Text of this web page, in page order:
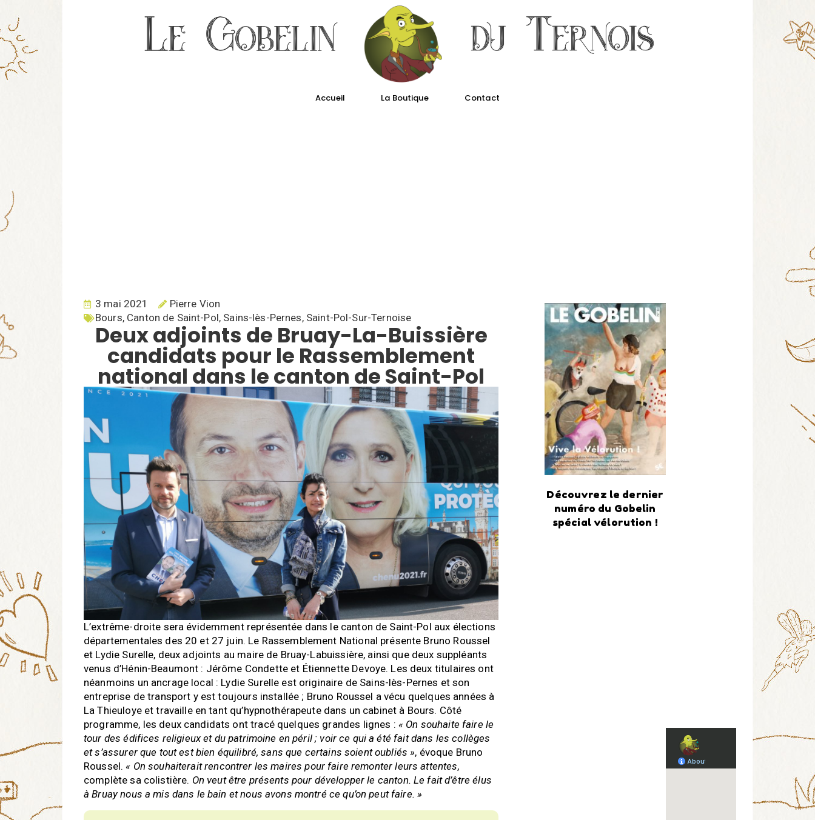
Accueil La Boutique Contact
Deux adjoints de Bruay-La-Buissière
candidats pour le Rassemblement
national dans le canton de Saint-Pol
3 mai 2021
Pierre Vion
Bours, Canton de Saint-Pol, Sains-lès-Pernes, Saint-Pol-Sur-Ternoise
L’extrême-droite sera évidemment représentée dans le canton de Saint-Pol aux élections
départementales des 20 et 27 juin. Le Rassemblement National présente Bruno Roussel
et Lydie Surelle, deux adjoints au maire de Bruay-Labuissière, ainsi que deux suppléants
venus d’Hénin-Beaumont : Jérôme Condette et Étiennette Devoye. Les deux titulaires ont
néanmoins un ancrage local : Lydie Surelle est originaire de Sains-lès-Pernes et son
entreprise de transport y est toujours installée ; Bruno Roussel a vécu quelques années à
La Thieuloye et travaille en tant qu’hypnothérapeute dans un cabinet à Bours. Côté
programme, les deux candidats ont tracé quelques grandes lignes : « On souhaite faire le
tour des édifices religieux et du patrimoine en péril ; voir ce qui a été fait dans les collèges
et s’assurer que tout est bien équilibré, sans que certains soient oubliés », évoque Bruno
Roussel. « On souhaiterait rencontrer les maires pour faire remonter leurs attentes,
complète sa colistière. On veut être présents pour développer le canton. Le fait d’être élus
à Bruay nous a mis dans le bain et nous avons montré ce qu’on peut faire. »
Découvrez le dernier
numéro du Gobelin
spécial vélorution !